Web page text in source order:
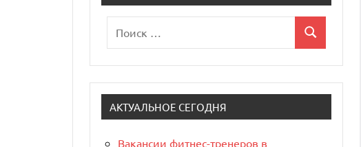
для:
Поиск
АКТУАЛЬНОЕ СЕГОДНЯ
Вакансии фитнес-тренеров в